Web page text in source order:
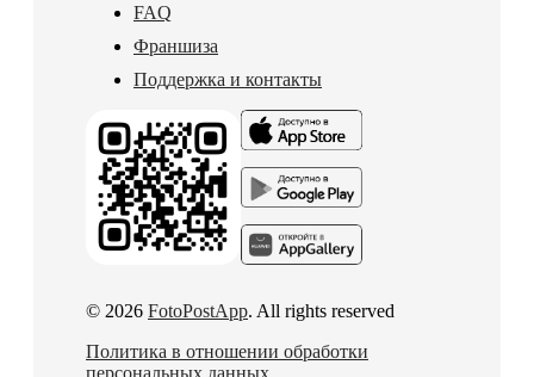
FAQ
Франшиза
Поддержка и контакты
© 2026 FotoPostApp. All rights reserved
Политика в отношении обработки
персональных данных